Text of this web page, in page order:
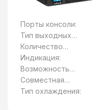
Порты консоли:
Тип выходных
розеток:
Количество
розеток с
питанием от
батареи:
Индикация:
Возможность
установки в
Совместная
работа с
генератором:
Тип охлаждения: